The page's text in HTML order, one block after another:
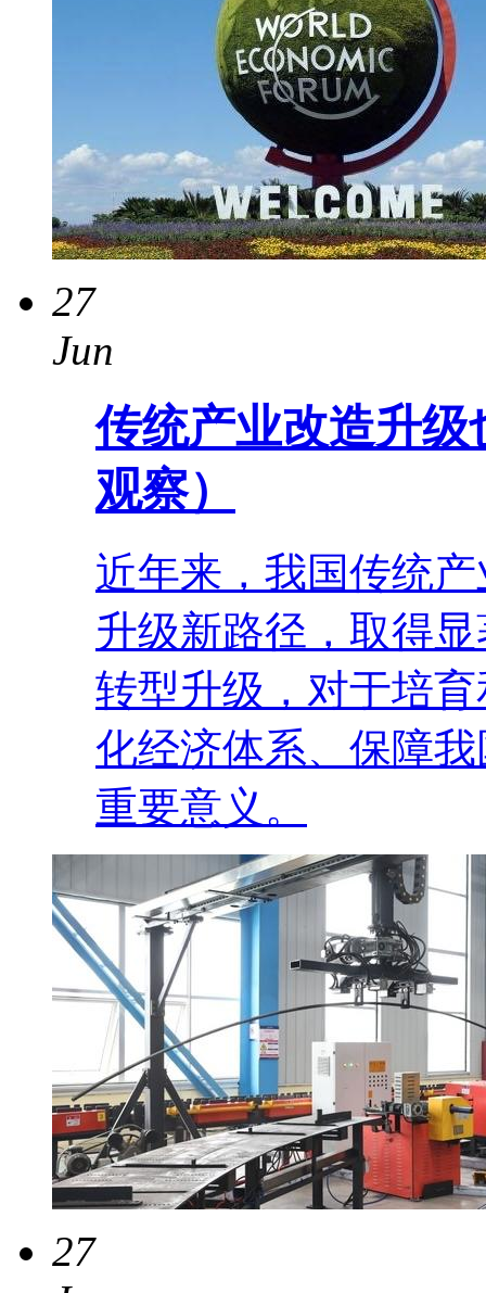
27
Jun
传统产业改造升
观察）
近年来，我国传统
升级新路径，取得
转型升级，对于培
化经济体系、保障
重要意义。
27